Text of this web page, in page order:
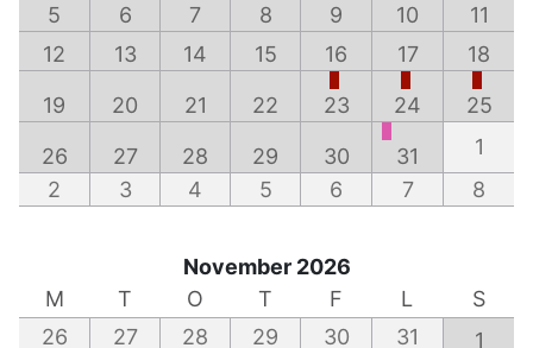
5 6 7 8 9 10
11
12
13 14 15 16 17 18
19 20 21 22 23 24 25
26 27 28 29 30 31
1
2
3 4 5 6 7 8
November 2026
M
T O T F L
S
26
27 28 29 30 31
1